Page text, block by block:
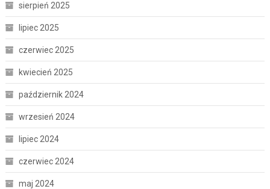
sierpień 2025
lipiec 2025
czerwiec 2025
kwiecień 2025
październik 2024
wrzesień 2024
lipiec 2024
czerwiec 2024
maj 2024